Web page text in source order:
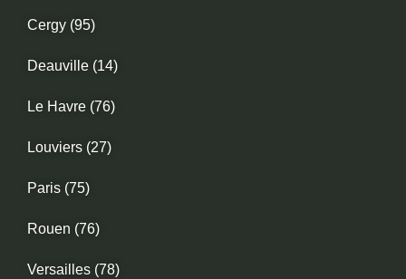
Cergy (95)
Deauville (14)
Le Havre (76)
Louviers (27)
Paris (75)
Rouen (76)
Versailles (78)